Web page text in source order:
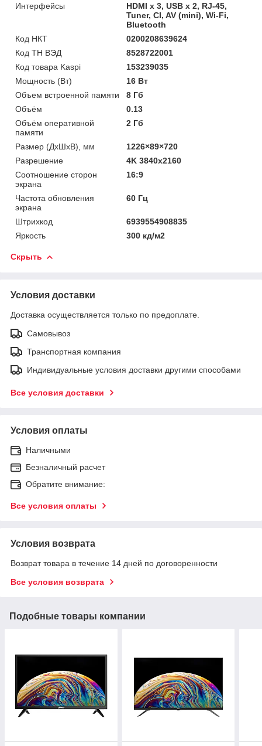
Интерфейсы
HDMI х 3, USB х 2, RJ-45,
Tuner, CI, AV (mini), Wi-Fi,
Bluetooth
Код НКТ
0200208639624
Код ТН ВЭД
8528722001
Код товара Kaspi
153239035
Мощность (Bт)
16 Вт
Объем встроенной памяти
8 Гб
Объём
0.13
Объём оперативной
памяти
2 Гб
Размер (ДхШхВ), мм
1226×89×720
Разрешение
4K 3840x2160
Соотношение сторон
экрана
16:9
Частота обновления
экрана
60 Гц
Штрихкод
6939554908835
Яркость
300 кд/м2
Скрыть
Условия доставки
Доставка осуществляется только по предоплате.
Самовывоз
Транспортная компания
Индивидуальные условия доставки другими способами
Все условия доставки
Условия оплаты
Наличными
Безналичный расчет
Обратите внимание:
Все условия оплаты
Условия возврата
Возврат товара в течение 14 дней по договоренности
Все условия возврата
Подобные товары компании